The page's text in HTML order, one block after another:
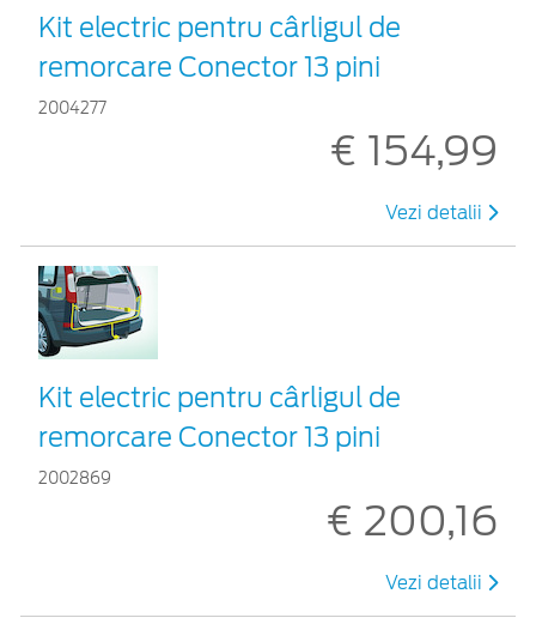
Kit electric pentru cârligul de
remorcare Conector 13 pini
2004277
€ 154,99
Vezi detalii
Kit electric pentru cârligul de
remorcare Conector 13 pini
2002869
€ 200,16
Vezi detalii